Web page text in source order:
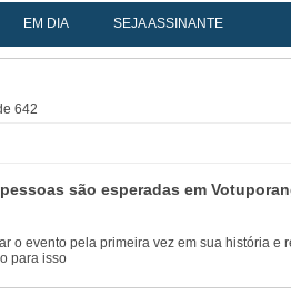
EM DIA SEJA ASSINANTE
642
são esperadas em
o evento pela primeira vez em sua história e
para isso